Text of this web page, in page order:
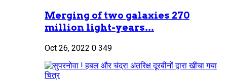
Merging of two galaxies 270
million light-years...
Oct 26, 2022 0 349